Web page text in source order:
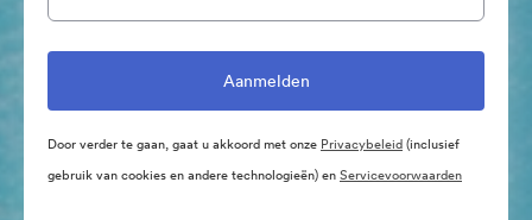
Door verder te gaan, gaat u akkoord met onze Privacybeleid(inclusief
gebruik van cookies en andere technologieën) enServicevoorwaarden